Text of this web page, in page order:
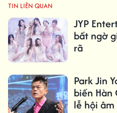
TIN LIÊN QUAN
JYP
bất ngờ
rã
Park Jin
biến
lễ hội